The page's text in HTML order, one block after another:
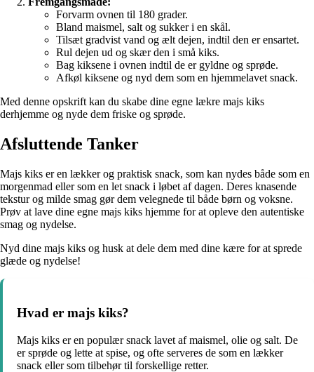
Forvarm ovnen til 180 grader.
Bland maismel, salt og sukker i en skål.
Tilsæt gradvist vand og ælt dejen, indtil den er ensartet.
Rul dejen ud og skær den i små kiks.
Bag kiksene i ovnen indtil de er gyldne og sprøde.
Afkøl kiksene og nyd dem som en hjemmelavet snack.
Med denne opskrift kan du skabe dine egne lækre majs kiks
derhjemme og nyde dem friske og sprøde.
Afsluttende Tanker
Majs kiks er en lækker og praktisk snack, som kan nydes både som en
morgenmad eller som en let snack i løbet af dagen. Deres knasende
tekstur og milde smag gør dem velegnede til både børn og voksne.
Prøv at lave dine egne majs kiks hjemme for at opleve den autentiske
smag og nydelse.
Nyd dine majs kiks og husk at dele dem med dine kære for at sprede
glæde og nydelse!
Hvad er majs kiks?
Majs kiks er en populær snack lavet af maismel, olie og salt. De
er sprøde og lette at spise, og ofte serveres de som en lækker
snack eller som tilbehør til forskellige retter.